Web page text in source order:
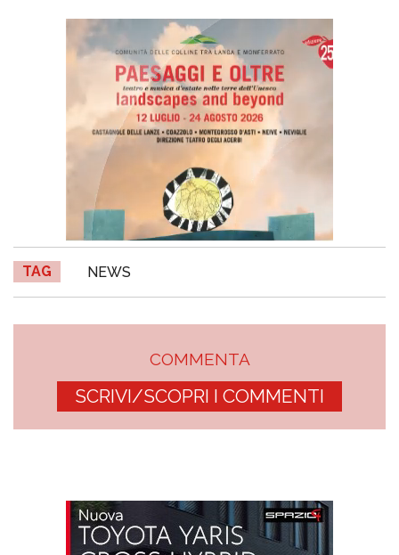
TAG NEWS
COMMENTA
SCRIVI/SCOPRI I COMMENTI